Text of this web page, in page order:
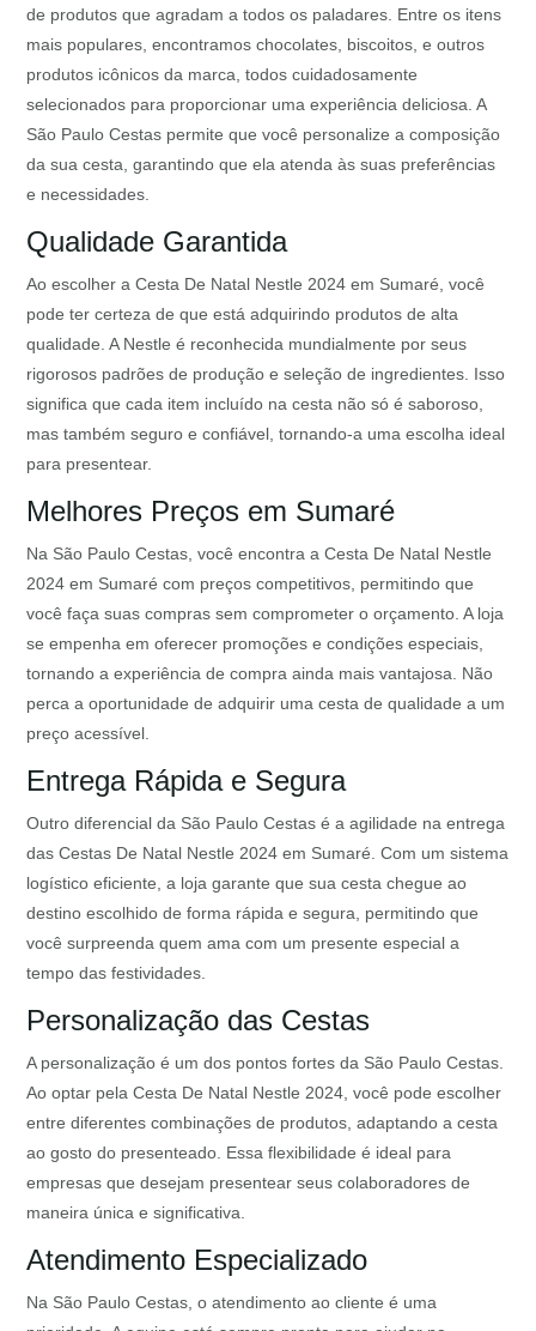
de produtos que agradam a todos os paladares. Entre os itens
mais populares, encontramos chocolates, biscoitos, e outros
produtos icônicos da marca, todos cuidadosamente
selecionados para proporcionar uma experiência deliciosa. A
São Paulo Cestas permite que você personalize a composição
da sua cesta, garantindo que ela atenda às suas preferências
e necessidades.
Qualidade Garantida
Ao escolher a Cesta De Natal Nestle 2024 em Sumaré, você
pode ter certeza de que está adquirindo produtos de alta
qualidade. A Nestle é reconhecida mundialmente por seus
rigorosos padrões de produção e seleção de ingredientes. Isso
significa que cada item incluído na cesta não só é saboroso,
mas também seguro e confiável, tornando-a uma escolha ideal
para presentear.
Melhores Preços em Sumaré
Na São Paulo Cestas, você encontra a Cesta De Natal Nestle
2024 em Sumaré com preços competitivos, permitindo que
você faça suas compras sem comprometer o orçamento. A loja
se empenha em oferecer promoções e condições especiais,
tornando a experiência de compra ainda mais vantajosa. Não
perca a oportunidade de adquirir uma cesta de qualidade a um
preço acessível.
Entrega Rápida e Segura
Outro diferencial da São Paulo Cestas é a agilidade na entrega
das Cestas De Natal Nestle 2024 em Sumaré. Com um sistema
logístico eficiente, a loja garante que sua cesta chegue ao
destino escolhido de forma rápida e segura, permitindo que
você surpreenda quem ama com um presente especial a
tempo das festividades.
Personalização das Cestas
A personalização é um dos pontos fortes da São Paulo Cestas.
Ao optar pela Cesta De Natal Nestle 2024, você pode escolher
entre diferentes combinações de produtos, adaptando a cesta
ao gosto do presenteado. Essa flexibilidade é ideal para
empresas que desejam presentear seus colaboradores de
maneira única e significativa.
Atendimento Especializado
Na São Paulo Cestas, o atendimento ao cliente é uma